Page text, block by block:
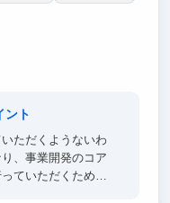
ント
ただくようないわ
、事業開発のコア
ていただくため、